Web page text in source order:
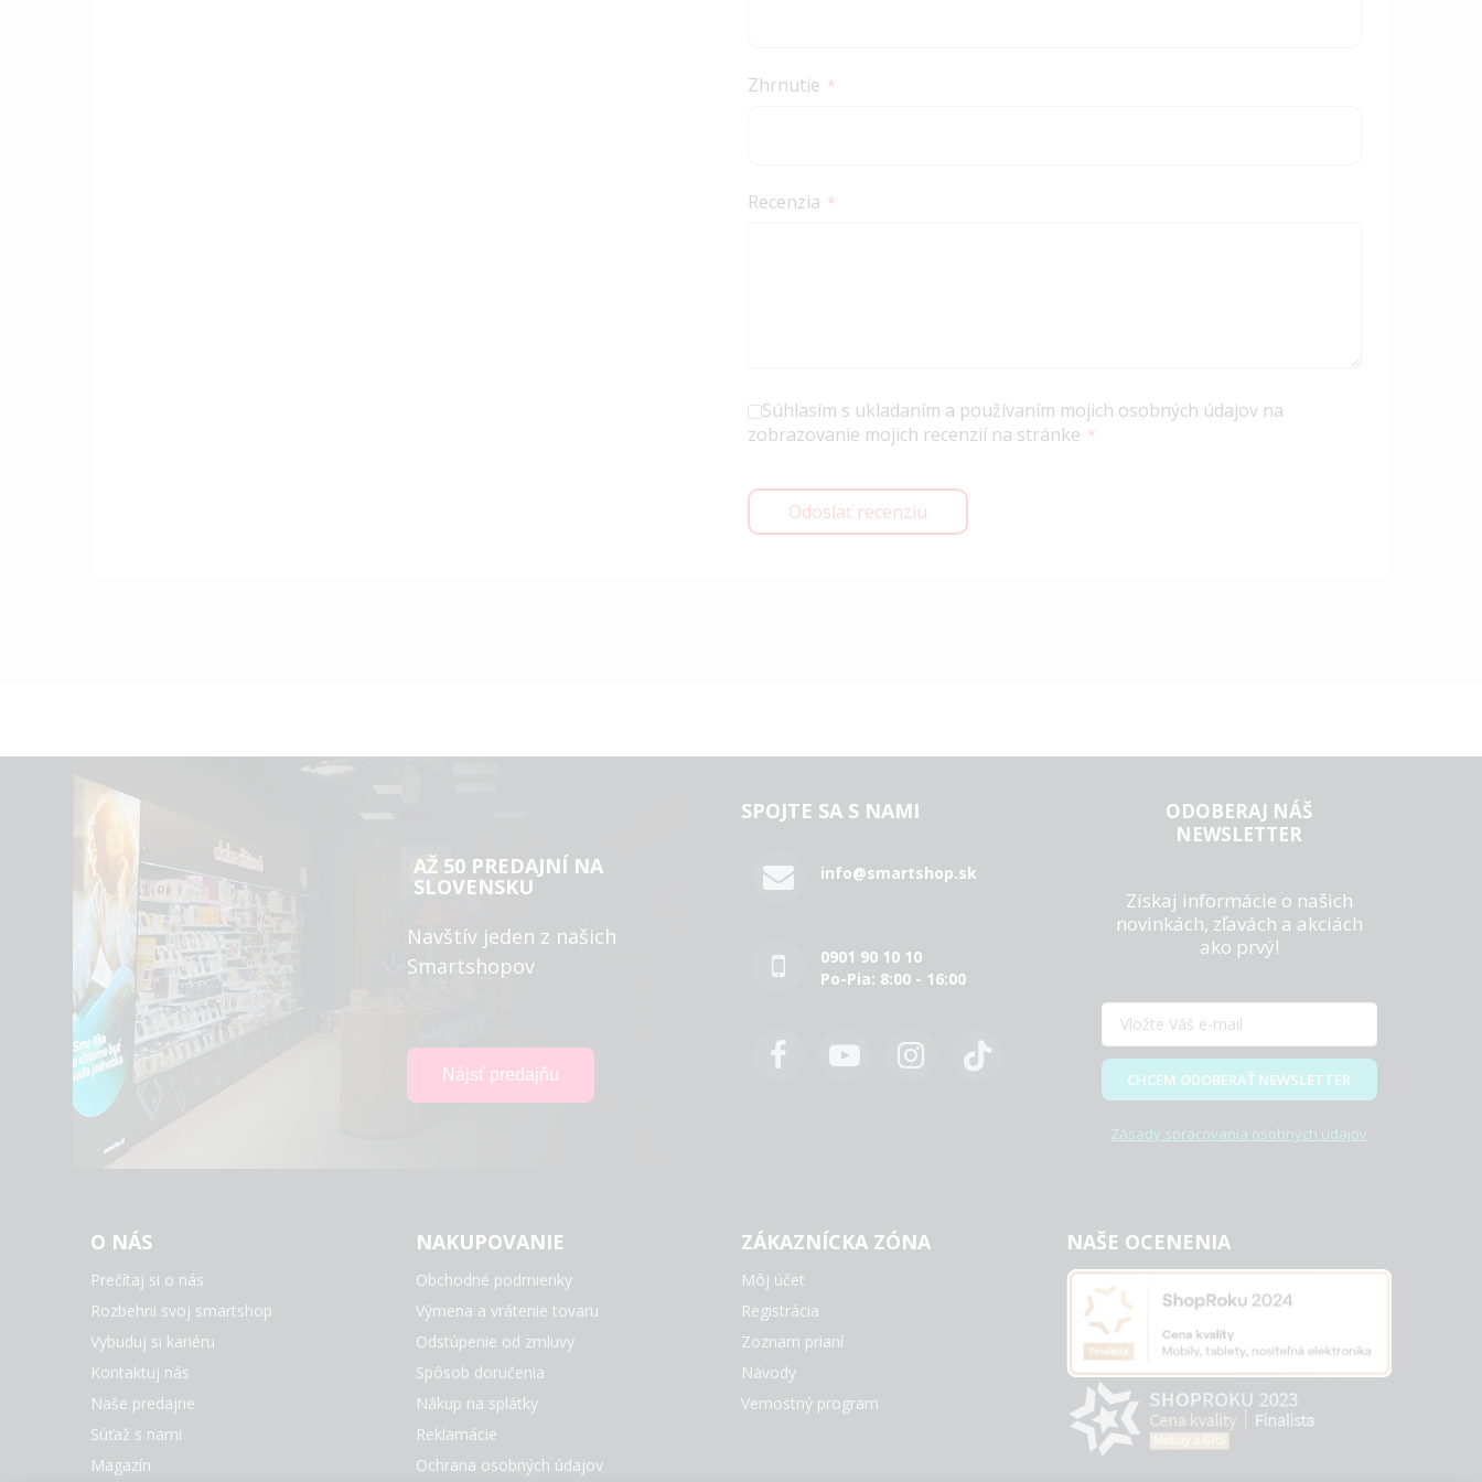
Zhrnutie
Recenzia
Súhlasím s ukladaním a používaním mojich osobných údajov na
zobrazovanie mojich recenzií na stránke
Odoslať recenziu
AŽ 50 PREDAJNÍ NA
SLOVENSKU
Navštív jeden z našich
Smartshopov
SPOJTE SA S NAMI
info@smartshop.sk
0901 90 10 10
Po-Pia: 8:00 - 16:00
ODOBERAJ NÁŠ
NEWSLETTER
Získaj informácie o našich
novinkách, zľavách a akciách
ako prvý!
CHCEM ODOBERAŤ NEWSLETTER
Zásady spracovania osobných údajov
O NÁS
Prečítaj si o nás
Rozbehni svoj smartshop
Vybuduj si kariéru
Kontaktuj nás
Naše predajne
Súťaž s nami
Magazín
NAKUPOVANIE
Obchodné podmienky
Výmena a vrátenie tovaru
Odstúpenie od zmluvy
Spôsob doručenia
Nákup na splátky
Reklamácie
Ochrana osobných údajov
ZÁKAZNÍCKA ZÓNA
Môj účet
Registrácia
Zoznam prianí
Návody
Vernostný program
NAŠE OCENENIA